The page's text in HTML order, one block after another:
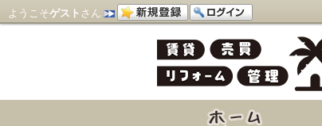
ようこそゲスト さん